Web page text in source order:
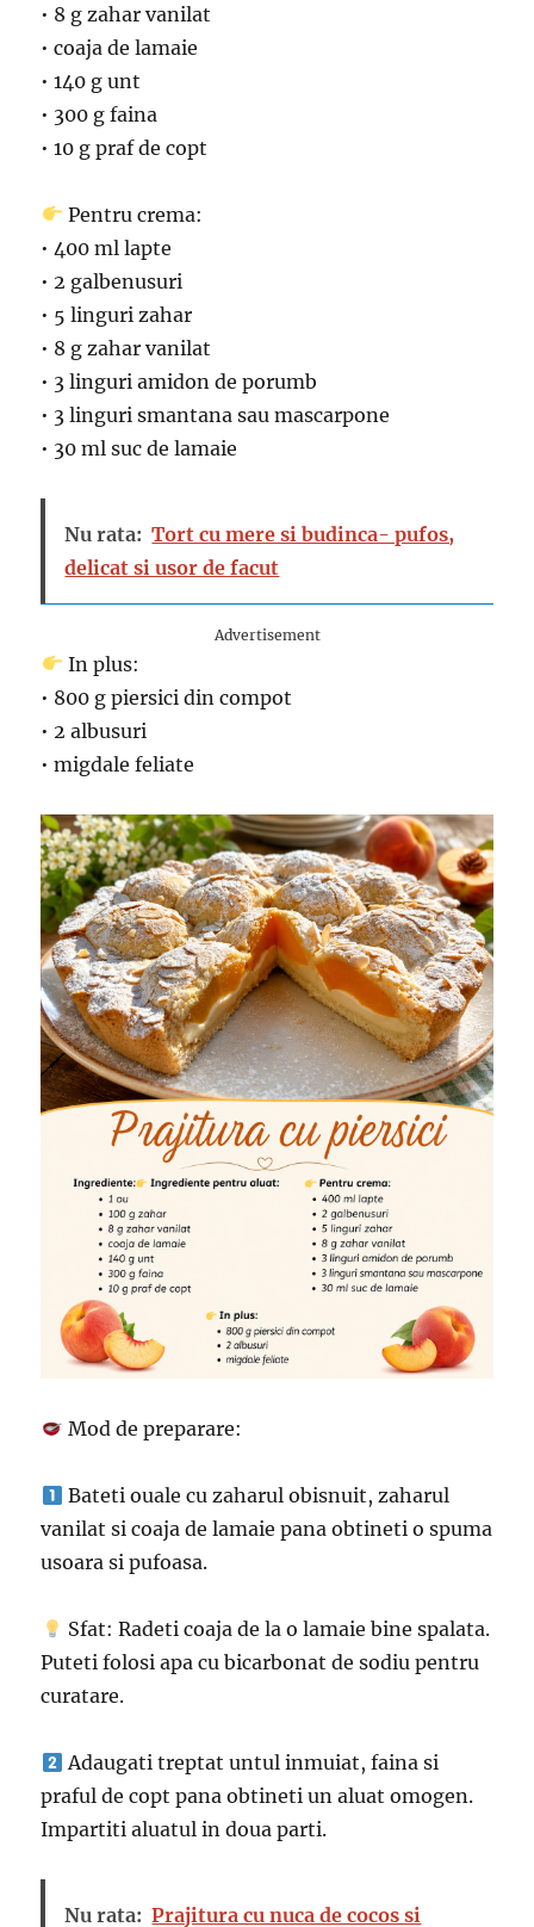
• 8 g zahar vanilat
• coaja de lamaie
• 140 g unt
• 300 g faina
• 10 g praf de copt
Pentru crema:
• 400 ml lapte
• 2 galbenusuri
• 5 linguri zahar
• 8 g zahar vanilat
• 3 linguri amidon de porumb
• 3 linguri smantana sau mascarpone
• 30 ml suc de lamaie
Nu rata: Tort cu mere si budinca- pufos,
delicat si usor de facut
Advertisement
In plus:
• 800 g piersici din compot
• 2 albusuri
• migdale feliate
Mod de preparare:
Bateti ouale cu zaharul obisnuit, zaharul
vanilat si coaja de lamaie pana obtineti o spuma
usoara si pufoasa.
Sfat: Radeti coaja de la o lamaie bine spalata.
Puteti folosi apa cu bicarbonat de sodiu pentru
curatare.
Adaugati treptat untul inmuiat, faina si
praful de copt pana obtineti un aluat omogen.
Impartiti aluatul in doua parti.
Nu rata: Prajitura cu nuca de cocos si